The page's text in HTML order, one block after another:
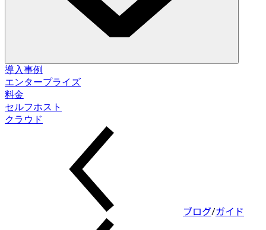
データベースアクセス制御
アクセス付与。データマスキング。ジャストインタイム。
データベースコンプライアンス
監査ログ。承認フロー。ポリシー適用。
インテグレーション
データベース。パイプライン。ID。
導入事例
エンタープライズ
料金
セルフホスト
セルフホスト
クラウド
ブログ/ガイド